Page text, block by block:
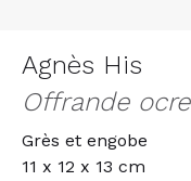
Agnès His
Offrande ocre
Grès et engobe
11 x 12 x 13 cm